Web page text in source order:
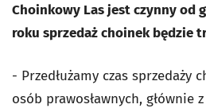
Choinkowy Las jest czynny od
roku sprzedaż choinek będzie
- Przedłużamy czas sprzedaży
osób prawosławnych, głównie